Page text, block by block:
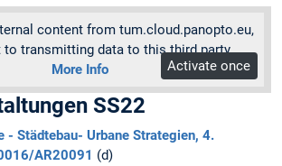
content from tum.cloud.panopto.eu,
to transmitting data to this third party.
More Info
Activate once
SS22
- Städtebau- Urbane Strategien, 4.
AR20091 (d)